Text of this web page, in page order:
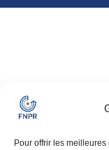
Pour offrir les